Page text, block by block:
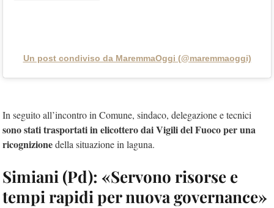
Un post condiviso da MaremmaOggi (@maremmaoggi)
In seguito all’incontro in Comune, sindaco, delegazione e tecnici
sono stati trasportati in elicottero dai Vigili del Fuoco per una
ricognizionedella situazione in laguna.
Simiani (Pd): «Servono risorse e
tempi rapidi per nuova governance»